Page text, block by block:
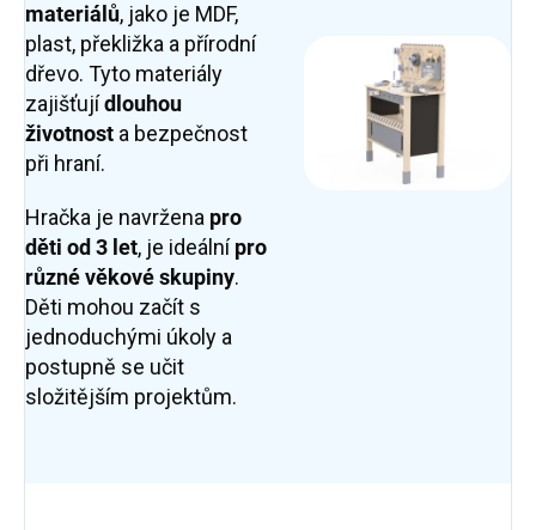
materiálů, jako je MDF,
plast, překližka a přírodní
dřevo. Tyto materiály
zajišťujídlouhou
životnost a bezpečnost
při hraní.
Hračka je navržena pro
děti od 3 let, je ideálnípro
různé věkové skupiny.
Děti mohou začít s
jednoduchými úkoly a
postupně se učit
složitějším projektům.